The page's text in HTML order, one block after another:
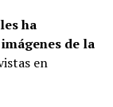
ha
de la
en